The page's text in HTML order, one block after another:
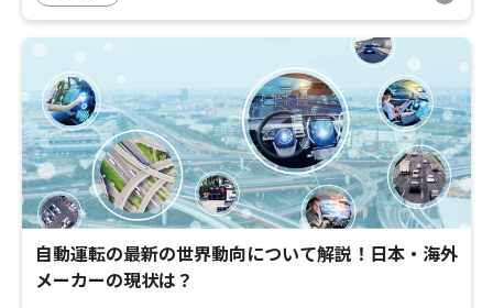
自動運転の最新の世界動向について解説！日本・海外
メーカーの現状は？